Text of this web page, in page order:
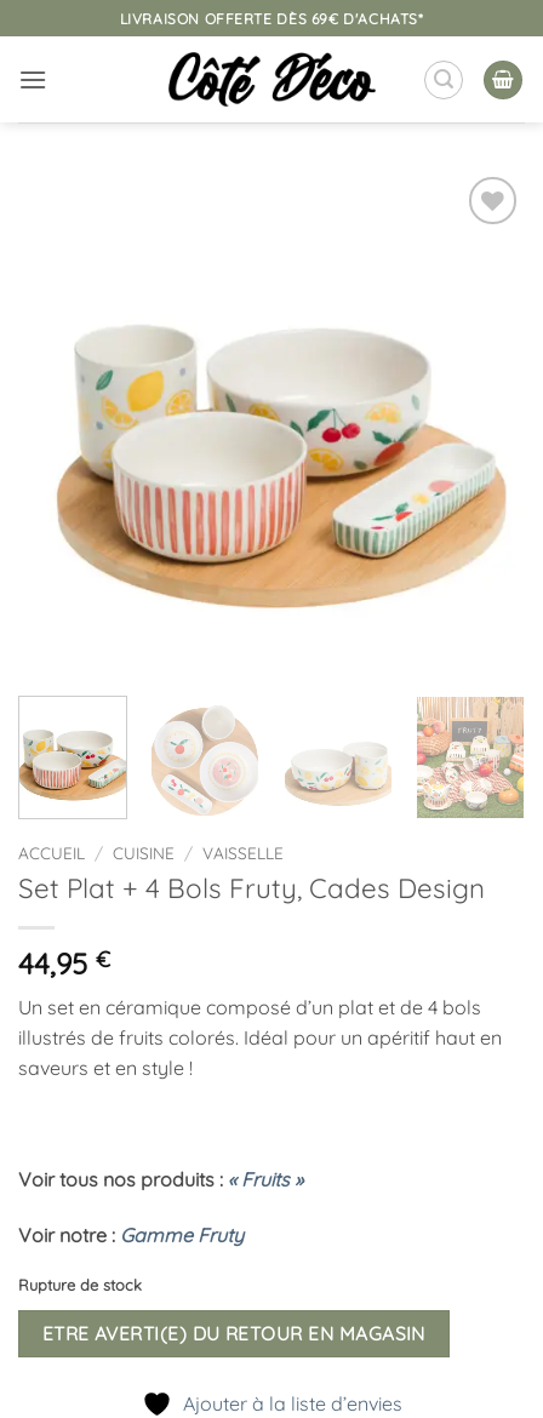
au
contenu
LIVRAISON OFFERTE DÈS 69€ D'ACHATS*
ACCUEIL / CUISINE / VAISSELLE
Set Plat + 4 Bols Fruty, Cades Design
44,95 €
Un set en céramique composé d’un plat et de 4 bols
illustrés de fruits colorés. Idéal pour un apéritif haut en
saveurs et en style !
Voir tous nos produits : « Fruits »
Voir notre : Gamme Fruty
Rupture de stock
ETRE AVERTI(E) DU RETOUR EN MAGASIN
Ajouter à la liste d’envies